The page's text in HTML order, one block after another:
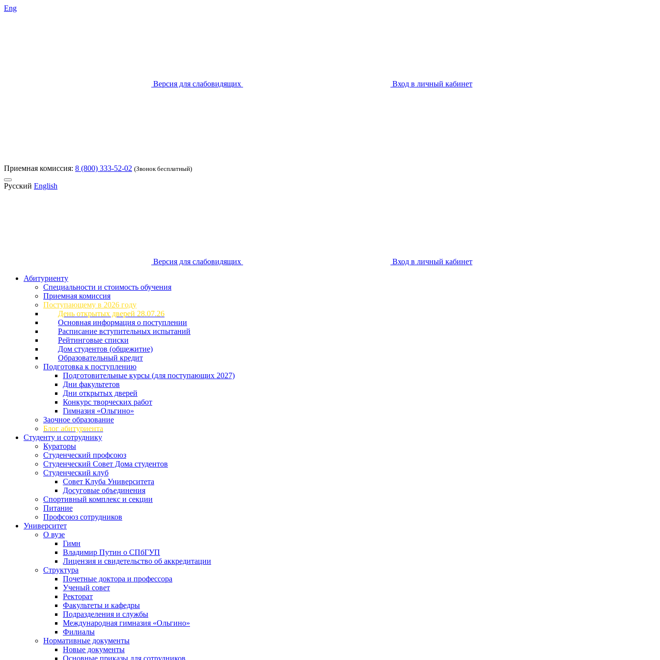
Eng
Версия для слабовидящих Вход в личный кабинет
Приемная комиссия: 8 (800) 333-52-02 (Звонок бесплатный)
Русский English
Версия для слабовидящих
Вход в личный кабинет
Абитуриенту
Специальности и стоимость обучения
Приемная комиссия
Поступающему в 2026 году
День открытых дверей 28.07.26
Основная информация о поступлении
Расписание вступительных испытаний
Рейтинговые списки
Дом студентов (общежитие)
Образовательный кредит
Подготовка к поступлению
Подготовительные курсы (для поступающих 2027)
Дни факультетов
Дни открытых дверей
Конкурс творческих работ
Гимназия «Ольгино»
Заочное образование
Блог абитуриента
Студенту и сотруднику
Кураторы
Студенческий профсоюз
Студенческий Совет Дома студентов
Студенческий клуб
Совет Клуба Университета
Досуговые объединения
Спортивный комплекс и секции
Питание
Профсоюз сотрудников
Университет
О вузе
Гимн
Владимир Путин о СПбГУП
Лицензия и свидетельство об аккредитации
Структура
Почетные доктора и профессора
Ученый совет
Ректорат
Факультеты и кафедры
Подразделения и службы
Международная гимназия «Ольгино»
Филиалы
Нормативные документы
Новые документы
Основные приказы для сотрудников